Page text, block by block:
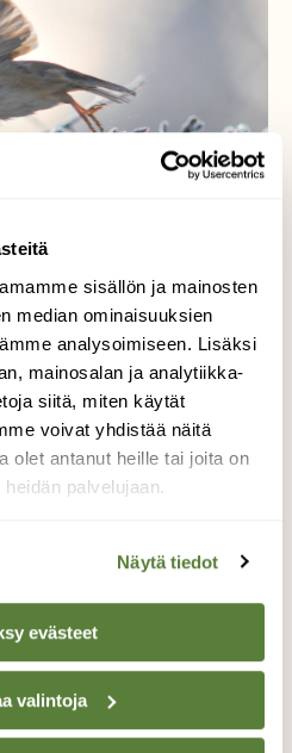
sisällön ja mainosten
median ominaisuuksien
analysoimiseen. Lisäksi
mainosalan ja analytiikka-
siitä, miten käytät
voivat yhdistää näitä
olet antanut heille tai joita on
palvelujaan.
Näytä tiedot
evästeet
valintoja
ponkaisu lentoon
LISTAAN